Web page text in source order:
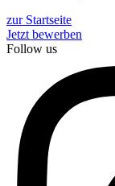
zur Startseite
Jetzt bewerben
Follow us